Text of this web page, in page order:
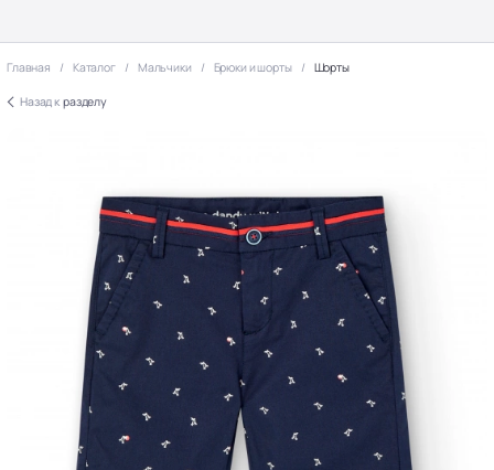
Главная Каталог Мальчики Брюки и шорты Шорты
Назад к разделу